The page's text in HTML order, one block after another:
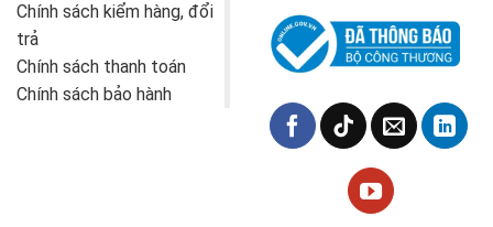
Chính sách kiểm hàng, đổi
trả
Chính sách thanh toán
Chính sách bảo hành